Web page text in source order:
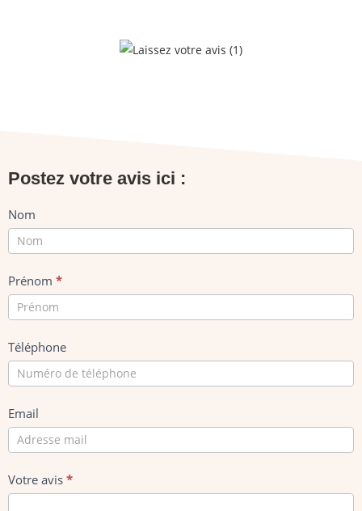
Postez votre avis ici :
Avis
Nom
Prénom *
Téléphone
Email
Votre avis *